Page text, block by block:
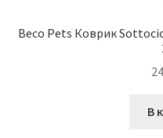
Beco Pets Коврик
В